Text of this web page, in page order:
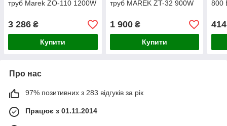
труб Marek ZO-110 1200W
3 286 ₴
Купити
труб MAREK ZT-32 900W
1 900₴
Купити
800
414
Про нас
97% позитивних з 283 відгуків за рік
Працює з 01.11.2014